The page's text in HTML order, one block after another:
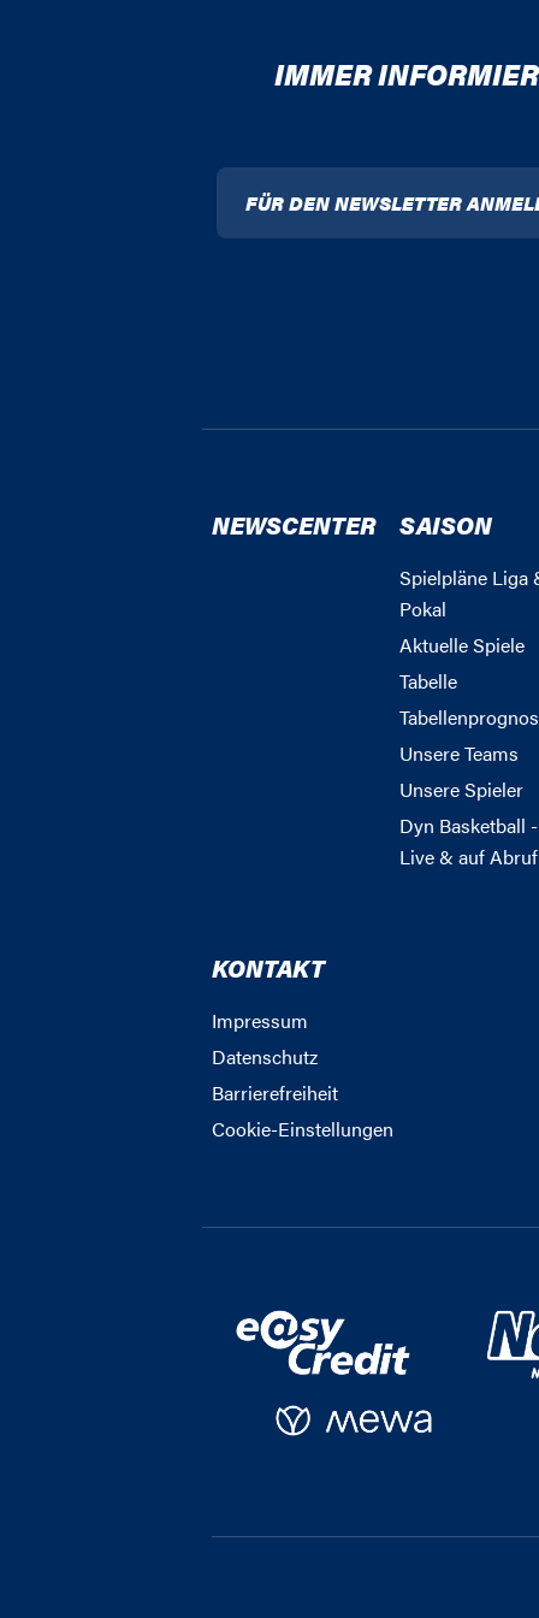
IMMER
FÜR DEN NEWSLETTER
NEWSCENTER SAISON
Spielpläne Liga
Pokal
Aktuelle Spiele
Tabelle
Unsere Teams
Unsere Spieler
Dyn Basketball -
Live & auf Abruf
KONTAKT
Impressum
Datenschutz
Barrierefreiheit
Cookie-Einstellungen